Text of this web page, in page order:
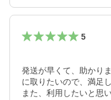
5
発送が早くて、助かり
に取りたいので、満足
また、利用したいと思い